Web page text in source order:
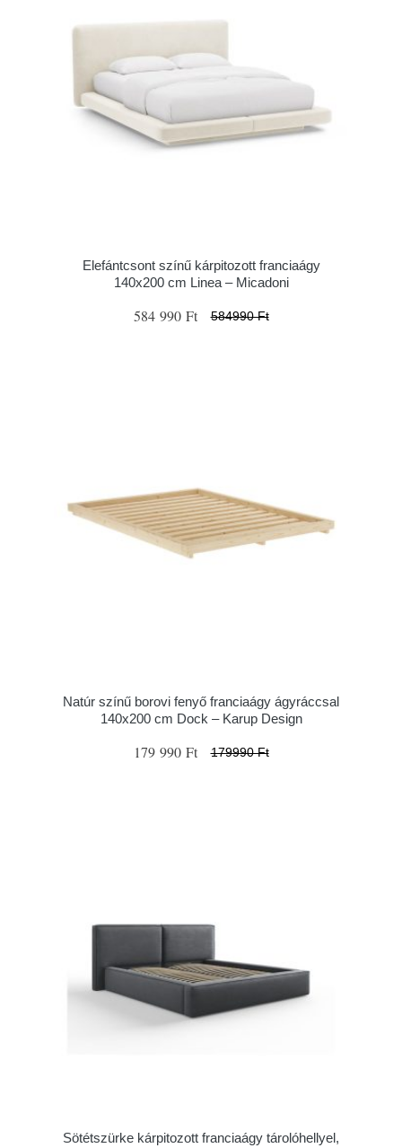
Elefántcsont színű kárpitozott franciaágy
140x200 cm Linea – Micadoni
584 990 Ft 584990 Ft
Natúr színű borovi fenyő franciaágy ágyráccsal
140x200 cm Dock – Karup Design
179 990 Ft 179990 Ft
Sötétszürke kárpitozott franciaágy tárolóhellyel,